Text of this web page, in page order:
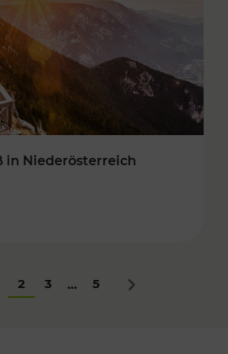
in Niederösterreich
2 3 ... 5 Nächstes